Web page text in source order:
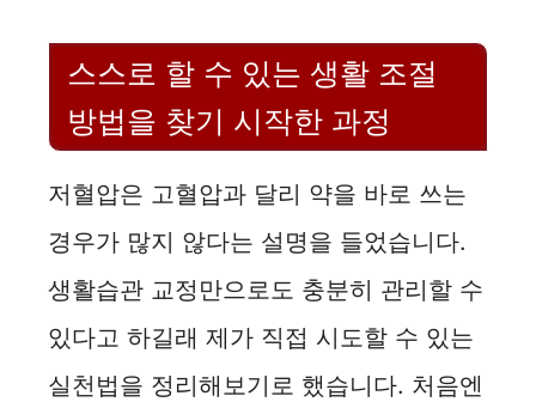
e
o
스스로 할 수 있는 생활 조절
방법을 찾기 시작한 과정
저혈압은 고혈압과 달리 약을 바로 쓰는
경우가 많지 않다는 설명을 들었습니다.
생활습관 교정만으로도 충분히 관리할 수
있다고 하길래 제가 직접 시도할 수 있는
실천법을 정리해보기로 했습니다. 처음엔